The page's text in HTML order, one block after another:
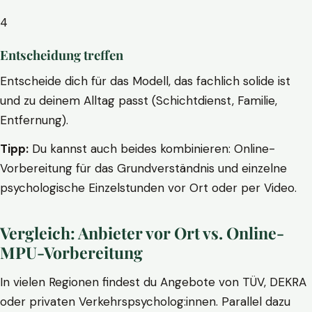
4
Entscheidung treffen
Entscheide dich für das Modell, das fachlich solide ist
und zu deinem Alltag passt (Schichtdienst, Familie,
Entfernung).
Tipp: Du kannst auch beides kombinieren: Online-
Vorbereitung für das Grundverständnis und einzelne
psychologische Einzelstunden vor Ort oder per Video.
Vergleich: Anbieter vor Ort vs. Online-
MPU-Vorbereitung
In vielen Regionen findest du Angebote von TÜV, DEKRA
oder privaten Verkehrspsycholog:innen. Parallel dazu